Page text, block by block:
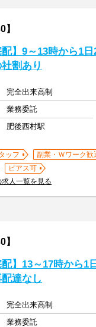
配】9～13時から1
割あり
完全出来高制
業務委託
肥後西村駅
ッフ 副業・Ｗワーク歓
ピアス可
人一覧を見る
配】13～17時から
達なし
完全出来高制
業務委託